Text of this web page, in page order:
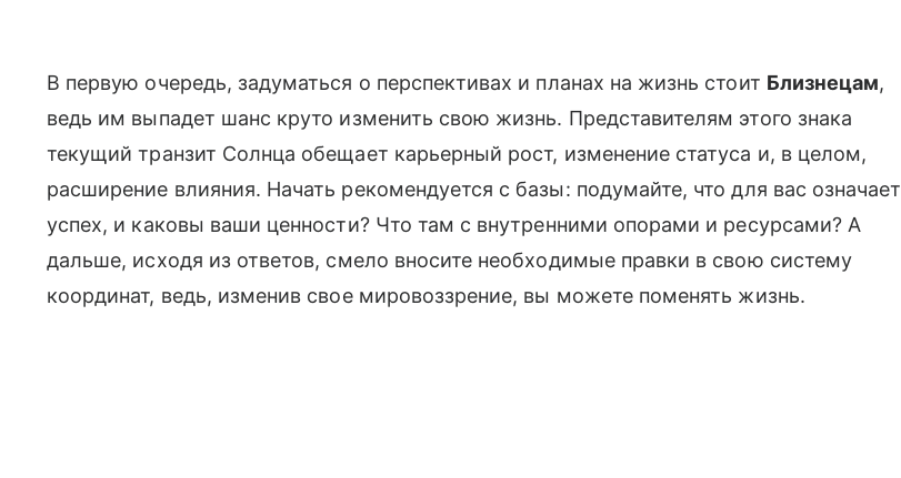
В первую очередь, задуматься о перспективах и планах на жизнь стоит Близнецам,
ведь им выпадет шанс круто изменить свою жизнь. Представителям этого знака
текущий транзит Солнца обещает карьерный рост, изменение статуса и, в целом,
расширение влияния. Начать рекомендуется с базы: подумайте, что для вас означает
успех, и каковы ваши ценности? Что там с внутренними опорами и ресурсами? А
дальше, исходя из ответов, смело вносите необходимые правки в свою систему
координат, ведь, изменив свое мировоззрение, вы можете поменять жизнь.